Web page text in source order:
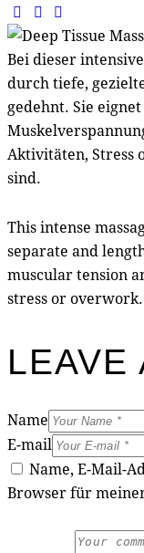
facebook-
1
twitter-
x
instagram
Bei dieser
durch tiefe,
gedehnt. Sie
Aktivitäten, Stress
sind.
This intense
separate and
muscular tension
stress or overwork.
LEAVE
Name
E-mail
Name, E-Mail-
Browser für